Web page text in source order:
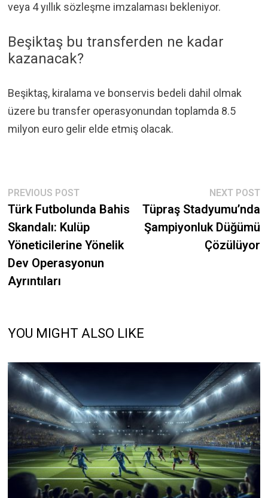
veya 4 yıllık sözleşme imzalaması bekleniyor.
Beşiktaş bu transferden ne kadar
kazanacak?
Beşiktaş, kiralama ve bonservis bedeli dahil olmak
üzere bu transfer operasyonundan toplamda 8.5
milyon euro gelir elde etmiş olacak.
Post
navigation
PREVIOUS POSTPrevious
post:
Türk Futbolunda Bahis
Skandalı: Kulüp
Yöneticilerine Yönelik
Dev Operasyonun
Ayrıntıları
NEXT POST
Tüpraş Stadyumu’nda
Şampiyonluk Düğümü
Çözülüyor
YOU MIGHT ALSO LIKE